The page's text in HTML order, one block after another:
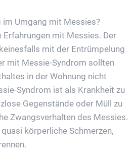
im Umgang mit Messies?
Erfahrungen mit Messies. Der
mit der Entrümpelung
mit Messie-Syndrom sollten
in der Wohnung nicht
Syndrom ist als Krankheit zu
Gegenstände oder Müll zu
Zwangsverhalten des Messies.
körperliche Schmerzen,